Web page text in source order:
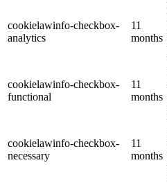
cookielawinfo-checkbox-
analytics
11
months
cookielawinfo-checkbox-
functional
11
months
cookielawinfo-checkbox-
necessary
11
months